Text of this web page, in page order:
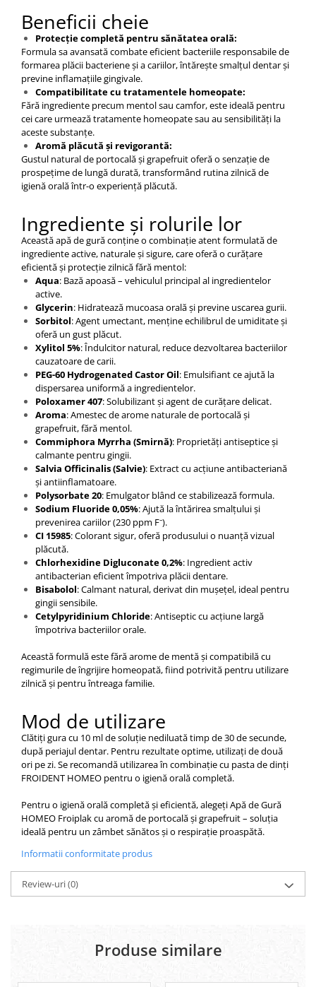
Beneficii cheie
Protecție completă pentru sănătatea orală:
Formula sa avansată combate eficient bacteriile responsabile de
formarea plăcii bacteriene și a cariilor, întărește smalțul dentar și
previne inflamațiile gingivale.​
Compatibilitate cu tratamentele homeopate:
Fără ingrediente precum mentol sau camfor, este ideală pentru
cei care urmează tratamente homeopate sau au sensibilități la
aceste substanțe.
Aromă plăcută și revigorantă:
Gustul natural de portocală și grapefruit oferă o senzație de
prospețime de lungă durată, transformând rutina zilnică de
igienă orală într-o experiență plăcută.​
Ingrediente și rolurile lor
Această apă de gură conține o combinație atent formulată de
ingrediente active, naturale și sigure, care oferă o curățare
eficientă și protecție zilnică fără mentol:
Aqua: Bază apoasă – vehiculul principal al ingredientelor
active.
Glycerin: Hidratează mucoasa orală și previne uscarea gurii.
Sorbitol: Agent umectant, menține echilibrul de umiditate și
oferă un gust plăcut.
Xylitol 5%: Îndulcitor natural, reduce dezvoltarea bacteriilor
cauzatoare de carii.
PEG-60 Hydrogenated Castor Oil: Emulsifiant ce ajută la
dispersarea uniformă a ingredientelor.
Poloxamer 407: Solubilizant și agent de curățare delicat.
Aroma: Amestec de arome naturale de portocală și
grapefruit, fără mentol.
Commiphora Myrrha (Smirnă): Proprietăți antiseptice și
calmante pentru gingii.
Salvia Officinalis (Salvie): Extract cu acțiune antibacteriană
și antiinflamatoare.
Polysorbate 20: Emulgator blând ce stabilizează formula.
Sodium Fluoride 0,05%: Ajută la întărirea smalțului și
prevenirea cariilor (230 ppm F⁻).
CI 15985: Colorant sigur, oferă produsului o nuanță vizual
plăcută.
Chlorhexidine Digluconate 0,2%: Ingredient activ
antibacterian eficient împotriva plăcii dentare.
Bisabolol: Calmant natural, derivat din mușețel, ideal pentru
gingii sensibile.
Cetylpyridinium Chloride: Antiseptic cu acțiune largă
împotriva bacteriilor orale.
Această formulă este fără arome de mentă și compatibilă cu
regimurile de îngrijire homeopată, fiind potrivită pentru utilizare
zilnică și pentru întreaga familie.
Mod de utilizare
Clătiți gura cu 10 ml de soluție nediluată timp de 30 de secunde,
după periajul dentar. Pentru rezultate optime, utilizați de două
ori pe zi. Se recomandă utilizarea în combinație cu pasta de dinți
FROIDENT HOMEO pentru o igienă orală completă.​
Pentru o igienă orală completă și eficientă, alegeți Apă de Gură
HOMEO Froiplak cu aromă de portocală și grapefruit – soluția
ideală pentru un zâmbet sănătos și o respirație proaspătă.
Informatii conformitate produs
Review-uri(0)
Produse similare